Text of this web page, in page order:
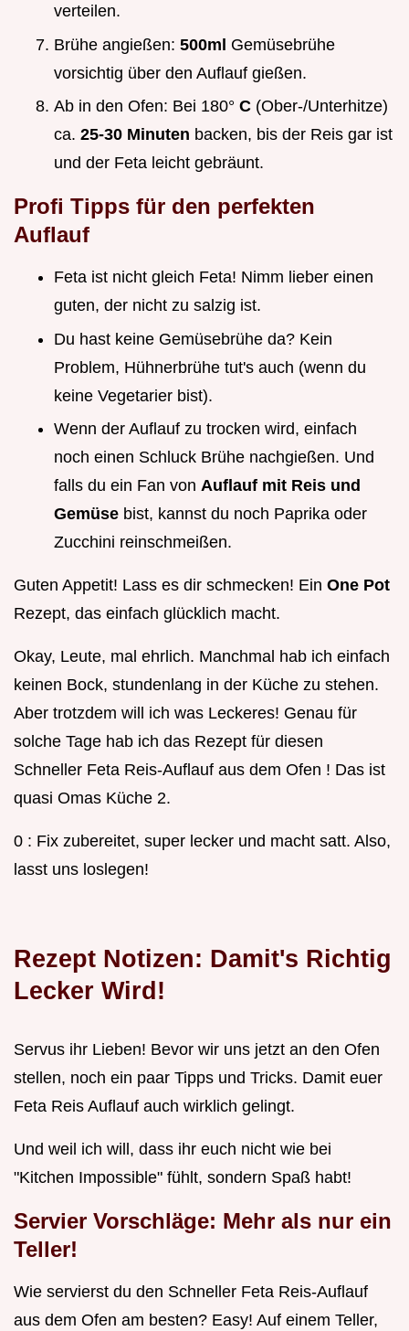
verteilen.
Brühe angießen: 500ml Gemüsebrühe
vorsichtig über den Auflauf gießen.
Ab in den Ofen: Bei 180° C (Ober-/Unterhitze)
ca. 25-30 Minuten backen, bis der Reis gar ist
und der Feta leicht gebräunt.
Profi Tipps für den perfekten
Auflauf
Feta ist nicht gleich Feta! Nimm lieber einen
guten, der nicht zu salzig ist.
Du hast keine Gemüsebrühe da? Kein
Problem, Hühnerbrühe tut's auch (wenn du
keine Vegetarier bist).
Wenn der Auflauf zu trocken wird, einfach
noch einen Schluck Brühe nachgießen. Und
falls du ein Fan von Auflauf mit Reis und
Gemüse bist, kannst du noch Paprika oder
Zucchini reinschmeißen.
Guten Appetit! Lass es dir schmecken! Ein One Pot
Rezept, das einfach glücklich macht.
Okay, Leute, mal ehrlich. Manchmal hab ich einfach
keinen Bock, stundenlang in der Küche zu stehen.
Aber trotzdem will ich was Leckeres! Genau für
solche Tage hab ich das Rezept für diesen
Schneller Feta Reis-Auflauf aus dem Ofen ! Das ist
quasi Omas Küche 2.
0 : Fix zubereitet, super lecker und macht satt. Also,
lasst uns loslegen!
Rezept Notizen: Damit's Richtig
Lecker Wird!
Servus ihr Lieben! Bevor wir uns jetzt an den Ofen
stellen, noch ein paar Tipps und Tricks. Damit euer
Feta Reis Auflauf auch wirklich gelingt.
Und weil ich will, dass ihr euch nicht wie bei
"Kitchen Impossible" fühlt, sondern Spaß habt!
Servier Vorschläge: Mehr als nur ein
Teller!
Wie servierst du den Schneller Feta Reis-Auflauf
aus dem Ofen am besten? Easy! Auf einem Teller,